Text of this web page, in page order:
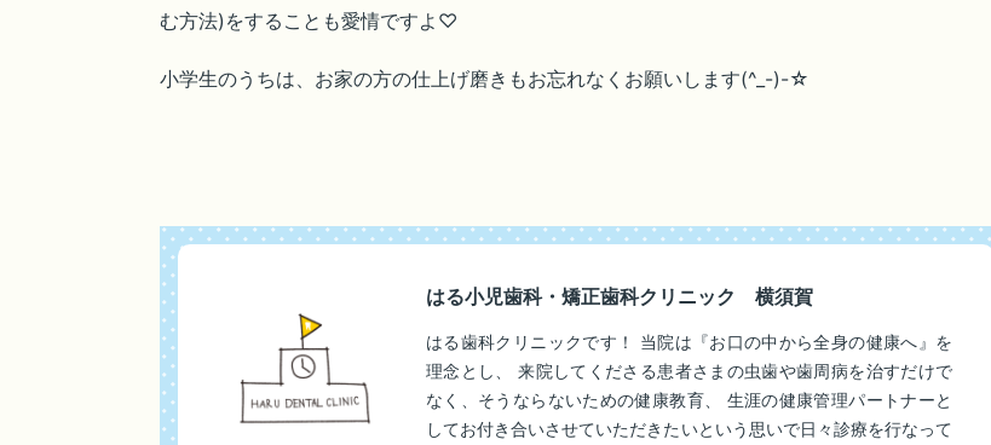
む方法)をすることも愛情ですよ♡
小学生のうちは、お家の方の仕上げ磨きもお忘れなくお願いします(^_-)-☆
はる小児歯科・矯正歯科クリニック 横須賀
はる歯科クリニックです！ 当院は『お口の中から全身の健康へ』を
理念とし、 来院してくださる患者さまの虫歯や歯周病を治すだけで
なく、そうならないための健康教育、 生涯の健康管理パートナーと
してお付き合いさせていただきたいという思いで日々診療を行なって